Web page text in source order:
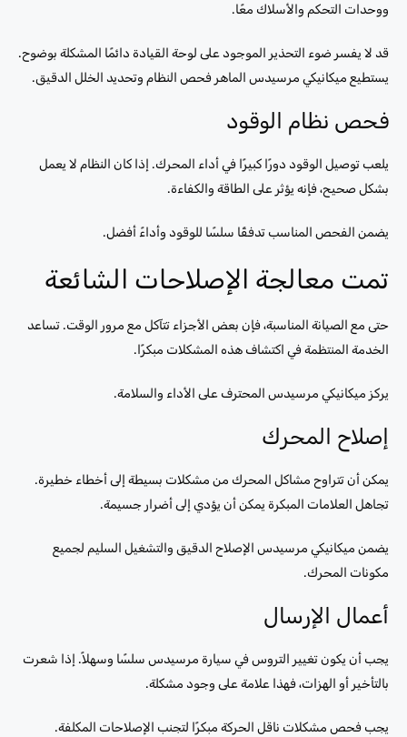
ووحدات التحكم والأسلاك معًا.
قد لا يفسر ضوء التحذير الموجود على لوحة القيادة دائمًا المشكلة بوضوح.
يستطيع ميكانيكي مرسيدس الماهر فحص النظام وتحديد الخلل الدقيق.
فحص نظام الوقود
يلعب توصيل الوقود دورًا كبيرًا في أداء المحرك. إذا كان النظام لا يعمل
بشكل صحيح، فإنه يؤثر على الطاقة والكفاءة.
يضمن الفحص المناسب تدفقًا سلسًا للوقود وأداءً أفضل.
تمت معالجة الإصلاحات الشائعة
حتى مع الصيانة المناسبة، فإن بعض الأجزاء تتآكل مع مرور الوقت. تساعد
الخدمة المنتظمة في اكتشاف هذه المشكلات مبكرًا.
يركز ميكانيكي مرسيدس المحترف على الأداء والسلامة.
إصلاح المحرك
يمكن أن تتراوح مشاكل المحرك من مشكلات بسيطة إلى أخطاء خطيرة.
تجاهل العلامات المبكرة يمكن أن يؤدي إلى أضرار جسيمة.
يضمن ميكانيكي مرسيدس الإصلاح الدقيق والتشغيل السليم لجميع
مكونات المحرك.
أعمال الإرسال
يجب أن يكون تغيير التروس في سيارة مرسيدس سلسًا وسهلاً. إذا شعرت
بالتأخير أو الهزات، فهذا علامة على وجود مشكلة.
يجب فحص مشكلات ناقل الحركة مبكرًا لتجنب الإصلاحات المكلفة.